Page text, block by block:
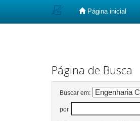
Página inicial
Página de Busca
Buscar em:
por